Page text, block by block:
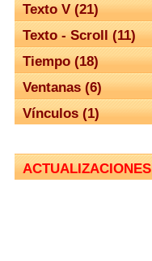
Texto V (21)
Texto - Scroll (11)
Tiempo (18)
Ventanas (6)
Vínculos (1)
ACTUALIZACIONES